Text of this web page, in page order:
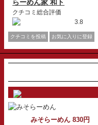
らーめん家 和ト
クチコミ総合評価
3.8
クチコミを投稿 お気に入りに登録
みそらーめん 830円